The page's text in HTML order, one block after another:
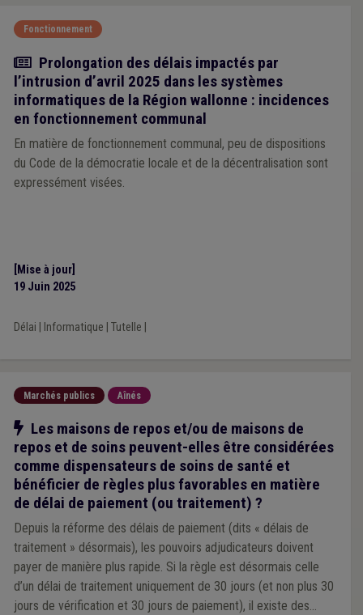
Fonctionnement
Actualité
Prolongation des délais impactés par
l’intrusion d’avril 2025 dans les systèmes
informatiques de la Région wallonne : incidences
en fonctionnement communal
En matière de fonctionnement communal, peu de dispositions
du Code de la démocratie locale et de la décentralisation sont
expressément visées.
[Mise à jour]
19 Juin 2025
Délai Informatique Tutelle
Marchés publics Aînés
Notre action
Les maisons de repos et/ou de maisons de
repos et de soins peuvent-elles être considérées
comme dispensateurs de soins de santé et
bénéficier de règles plus favorables en matière
de délai de paiement (ou traitement) ?
Depuis la réforme des délais de paiement (dits « délais de
traitement » désormais), les pouvoirs adjudicateurs doivent
payer de manière plus rapide. Si la règle est désormais celle
d’un délai de traitement uniquement de 30 jours (et non plus 30
jours de vérification et 30 jours de paiement), il existe des